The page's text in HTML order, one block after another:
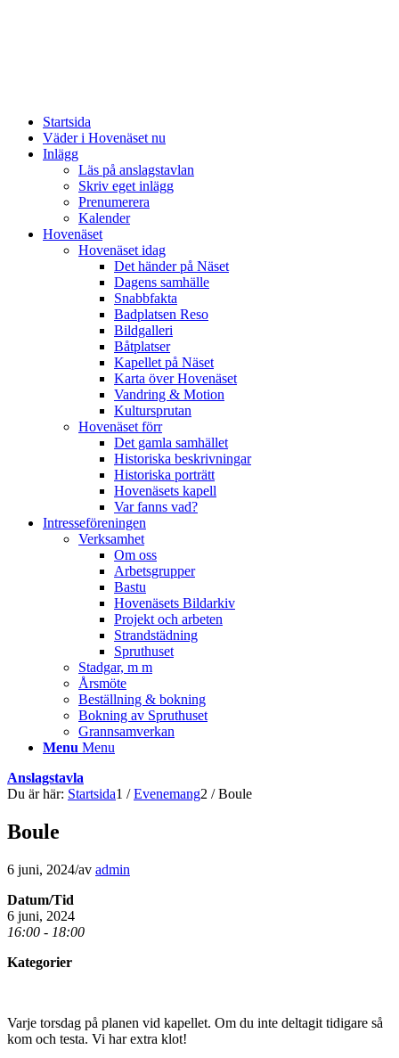
Startsida
Väder i Hovenäset nu
Inlägg
Läs på anslagstavlan
Skriv eget inlägg
Prenumerera
Kalender
Hovenäset
Hovenäset idag
Det händer på Näset
Dagens samhälle
Snabbfakta
Badplatsen Reso
Bildgalleri
Båtplatser
Kapellet på Näset
Karta över Hovenäset
Vandring & Motion
Kultursprutan
Hovenäset förr
Det gamla samhället
Historiska beskrivningar
Historiska porträtt
Hovenäsets kapell
Var fanns vad?
Intresseföreningen
Verksamhet
Om oss
Arbetsgrupper
Bastu
Hovenäsets Bildarkiv
Projekt och arbeten
Strandstädning
Spruthuset
Stadgar, m m
Årsmöte
Beställning & bokning
Bokning av Spruthuset
Grannsamverkan
Menu Menu
Anslagstavla
Du är här: Startsida1 / Evenemang2 / Boule
Boule
6 juni, 2024/av admin
Datum/Tid
6 juni, 2024
16:00 - 18:00
Kategorier
Varje torsdag på planen vid kapellet. Om du inte deltagit tidigare så
kom och testa. Vi har extra klot!